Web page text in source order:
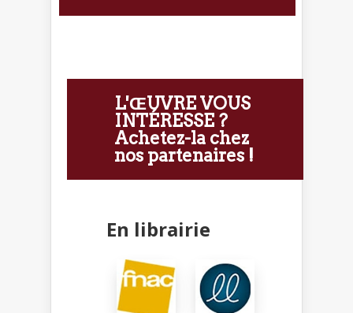
L'ŒUVRE VOUS
INTÉRESSE ?
Achetez-la chez
nos partenaires !
En librairie